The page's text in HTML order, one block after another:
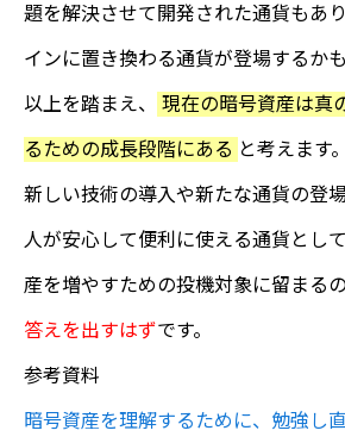
題を解決させて開発された通貨もあ
インに置き換わる通貨が登場するか
以上を踏まえ、
現在の暗号資産は真
るための成長段階にある と考えます。
新しい技術の導入や新たな通貨の登
人が安心して便利に使える通貨とし
産を増やすための投機対象に留まるの
答えを出すはずです。
参考資料
暗号資産を理解するために、勉強し